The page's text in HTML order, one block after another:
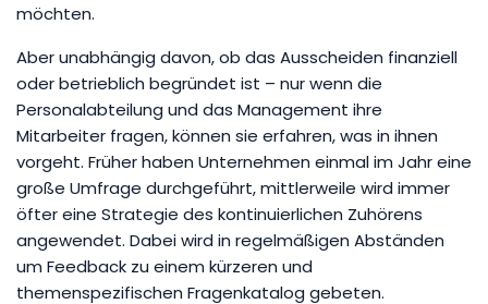
möchten.
Aber unabhängig davon, ob das Ausscheiden finanziell
oder betrieblich begründet ist – nur wenn die
Personalabteilung und das Management ihre
Mitarbeiter fragen, können sie erfahren, was in ihnen
vorgeht. Früher haben Unternehmen einmal im Jahr eine
große Umfrage durchgeführt, mittlerweile wird immer
öfter eine Strategie des kontinuierlichen Zuhörens
angewendet. Dabei wird in regelmäßigen Abständen
um Feedback zu einem kürzeren und
themenspezifischen Fragenkatalog gebeten.